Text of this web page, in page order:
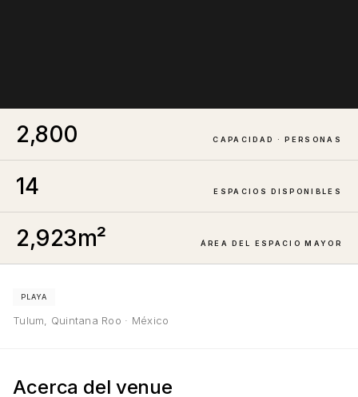
2,800 CAPACIDAD · PERSONAS
14 ESPACIOS DISPONIBLES
2,923m² ÁREA DEL ESPACIO MAYOR
PLAYA
Tulum, Quintana Roo · México
Acerca del venue